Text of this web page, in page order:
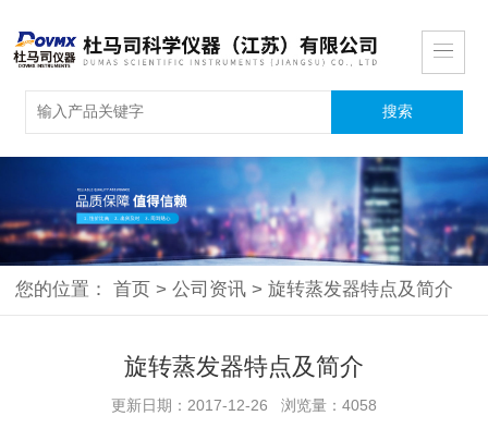
您的位置： 首页 > 公司资讯 > 旋转蒸发器特点及简介
旋转蒸发器特点及简介
更新日期：2017-12-26 浏览量：4058